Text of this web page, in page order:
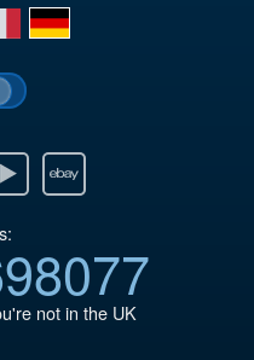
de
not in the UK